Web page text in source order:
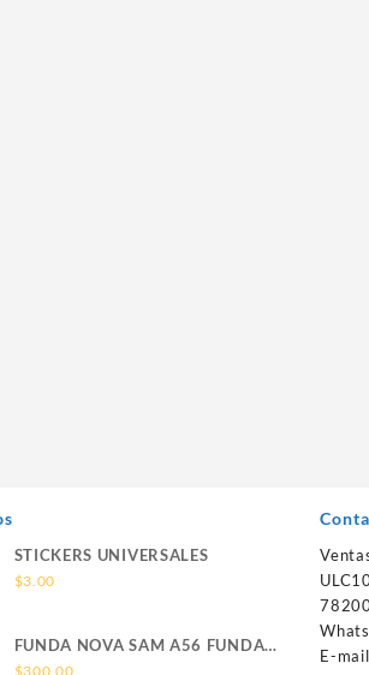
STICKERS UNIVERSALES
$3.00
FUNDA NOVA SAM A56 FUNDA
SILICONA SIN SOPORTE
$300.00
E-